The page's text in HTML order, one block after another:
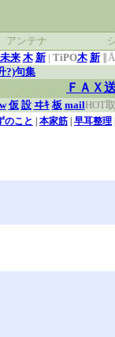
アンテナ
未来 木 新| TiPO木 新
?)句集
ＦＡＸ
仮 設 ヰｷ 板 mailHOT
のこと 本家筋| 早耳整理|